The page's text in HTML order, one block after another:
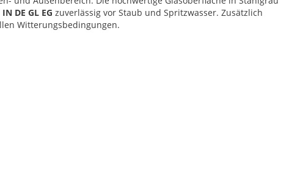
DE GL EG zuverlässig vor Staub und Spritzwasser. Zusätzlich
Witterungsbedingungen.